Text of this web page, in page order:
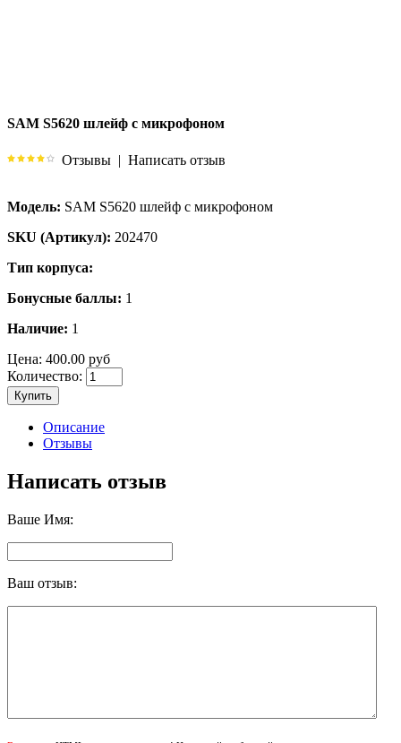
SAM S5620 шлейф с микрофоном
Отзывы | Написать отзыв
Модель: SAM S5620 шлейф с микрофоном
SKU (Артикул): 202470
Тип корпуса:
Бонусные баллы: 1
Наличие: 1
Цена: 400.00 руб
Количество:
Купить
Описание
Отзывы
Написать отзыв
Ваше Имя:
Ваш отзыв: